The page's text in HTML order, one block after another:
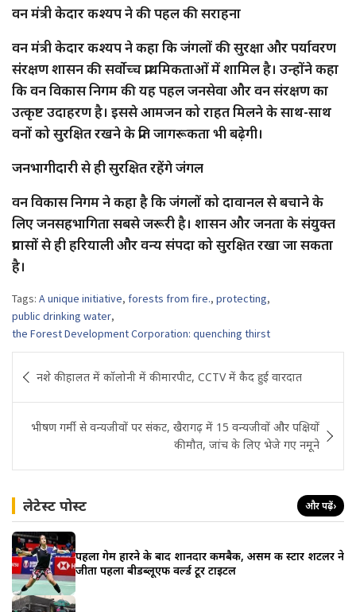
वन मंत्री केदार कश्यप ने की पहल की सराहना
वन मंत्री केदार कश्यप ने कहा कि जंगलों की सुरक्षा और पर्यावरण
संरक्षण शासन की सर्वोच्च प्राथमिकताओं में शामिल है। उन्होंने कहा
कि वन विकास निगम की यह पहल जनसेवा और वन संरक्षण का
उत्कृष्ट उदाहरण है। इससे आमजन को राहत मिलने के साथ-साथ
वनों को सुरक्षित रखने के प्रति जागरूकता भी बढ़ेगी।
जनभागीदारी से ही सुरक्षित रहेंगे जंगल
वन विकास निगम ने कहा है कि जंगलों को दावानल से बचाने के
लिए जनसहभागिता सबसे जरूरी है। शासन और जनता के संयुक्त
प्रयासों से ही हरियाली और वन्य संपदा को सुरक्षित रखा जा सकता
है।
Tags: A unique initiative, forests from fire., protecting,
public drinking water,
the Forest Development Corporation: quenching thirst
navigation
नशे की हालत में कॉलोनी में की मारपीट, CCTV में कैद हुई वारदात
भीषण गर्मी से वन्यजीवों पर संकट, खैरागढ़ में 15 वन्यजीवों और पक्षियों
की मौत, जांच के लिए भेजे गए नमूने
लेटेस्ट पोस्ट और पढ़ें›
पहला गेम हारने के बाद शानदार कमबैक, असम की स्टार शटलर ने
जीता पहला बीडब्लूएफ वर्ल्ड टूर टाइटल